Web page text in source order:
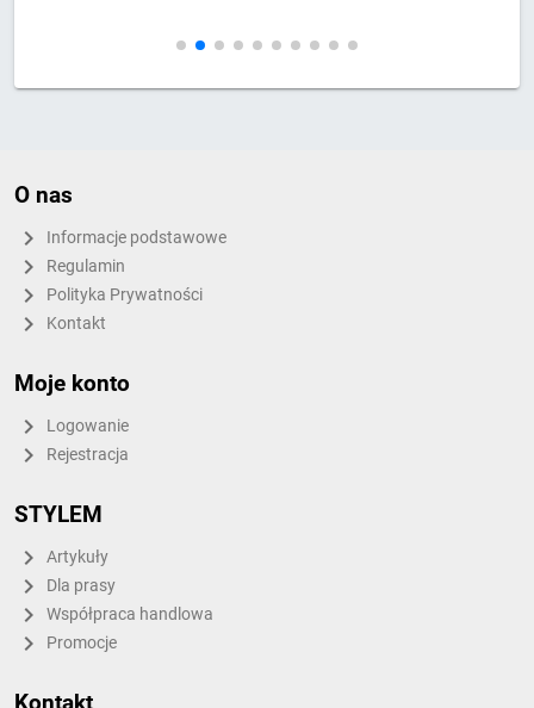
O nas
Informacje podstawowe
Regulamin
Polityka Prywatności
Kontakt
Moje konto
Logowanie
Rejestracja
STYLEM
Artykuły
Dla prasy
Współpraca handlowa
Promocje